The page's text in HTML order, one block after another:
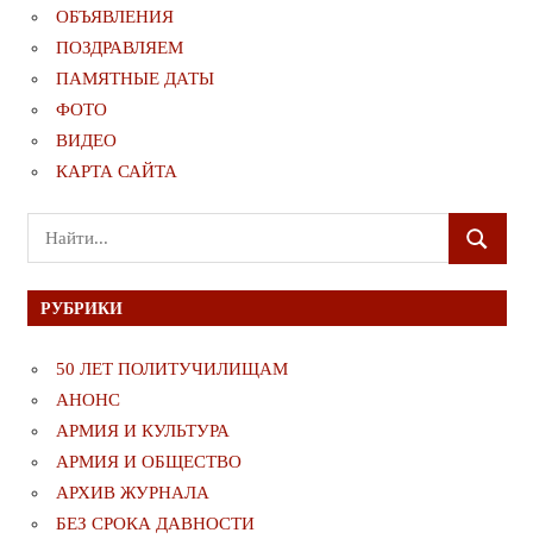
ОБЪЯВЛЕНИЯ
ПОЗДРАВЛЯЕМ
ПАМЯТНЫЕ ДАТЫ
ФОТО
ВИДЕО
КАРТА САЙТА
Поиск
для:
ПОИСК
РУБРИКИ
50 ЛЕТ ПОЛИТУЧИЛИЩАМ
АНОНС
АРМИЯ И КУЛЬТУРА
АРМИЯ И ОБЩЕСТВО
АРХИВ ЖУРНАЛА
БЕЗ СРОКА ДАВНОСТИ